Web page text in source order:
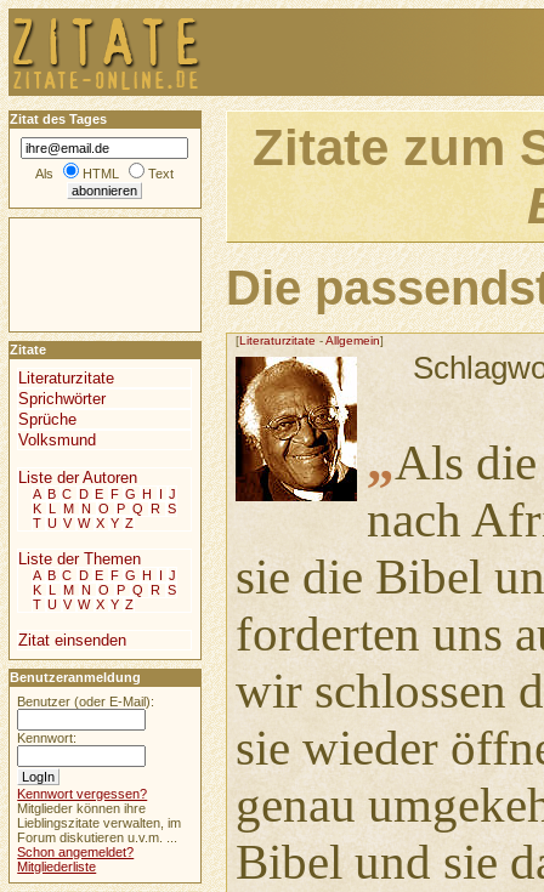
Zitate zum
Die
[Literaturzitate -Allgemein]
„Als die
nach
sie die Bibel
forderten uns
wir schlossen
sie wieder
genau
Bibel und sie
Zitat des Tages
Als HTML Text
Zitate
Literaturzitate
Sprichwörter
Sprüche
Volksmund
Liste der Autoren
A B C D E F G H I J
K L M N O P Q R S
T U V W X Y Z
Liste der Themen
A B C D E F G H I J
K L M N O P Q R S
T U V W X Y Z
Zitat einsenden
Benutzeranmeldung
Benutzer (oder E-Mail):
Kennwort:
Kennwort vergessen?
Mitglieder können ihre
Lieblingszitate verwalten, im
Forum diskutieren u.v.m. ...
Schon angemeldet?
Mitgliederliste